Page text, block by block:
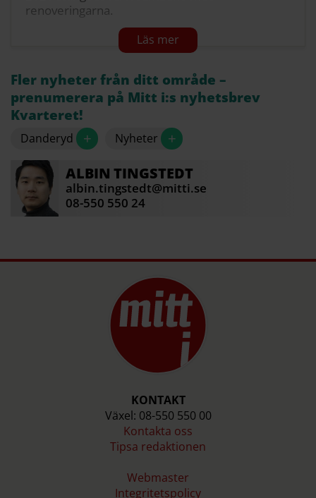
renoveringarna.
2021 revs det gamla posthuset och Danderyds
bibliotek och Danderyds kommun invigde sina
2022 byggdes Södra torget om. Hemköp kunde
flytta in i sina nyrenoverade lokaler.
2023 invigdes en ny butiksgata på våning tre.
2025 ansökte Skandia fastigheter om att få byta
namn på tunnelbanestationen under
centrumbyggnaden.
2026 blev tillbyggnaderna helt klara och
Fler nyheter från ditt område –
prenumerera på Mitt i:s nyhetsbrev
Kvarteret!
Danderyd + Nyheter +
ALBIN TINGSTEDT
albin.tingstedt@mitti.se
08-550 550 24
KONTAKT
Växel: 08-550 550 00
Kontakta oss
Tipsa redaktionen
Webmaster
Integritetspolicy